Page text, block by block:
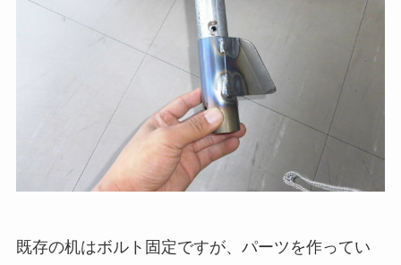
既存の机はボルト固定ですが、パーツを作ってい